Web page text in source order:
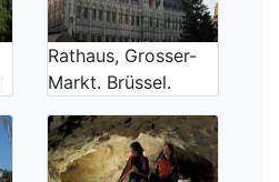
Rathaus, Grosser-
Markt. Brüssel.